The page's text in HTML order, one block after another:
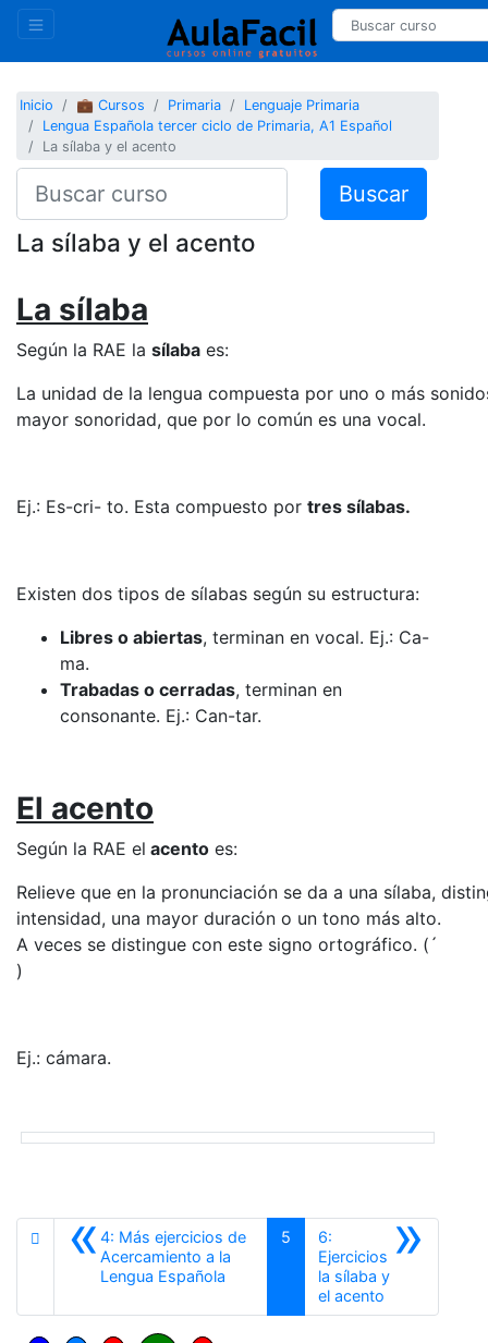
Inicio 💼 Cursos Primaria
Lenguaje Primaria
Lengua Española tercer ciclo de Primaria, A1 Español
La sílaba y el acento
Buscar
La sílaba y el acento
La sílaba
Según la RAE la sílaba es:
La unidad de la lengua compuesta por uno o más
mayor sonoridad, que por lo común es una vocal.
Ej.: Es-cri- to. Esta compuesto por tres sílabas.
Existen dos tipos de sílabas según su estructura:
Libres o abiertas, terminan en vocal. Ej.: Ca-
ma.
Trabadas o cerradas, terminan en
consonante. Ej.: Can-tar.
El acento
Según la RAE el acento es:
Relieve que en la pronunciación se da a una sílaba,
intensidad, una mayor duración o un tono más alto.
A veces se distingue con este signo ortográfico. (´
)
Ej.: cámara.
«4: Más ejercicios de
Acercamiento a la
Lengua Española
5 »
6:
Ejercicios
la sílaba y
el acento